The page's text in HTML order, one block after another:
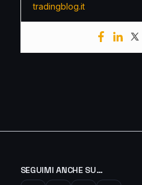
tradingblog.it
SEGUIMI ANCHE SU…